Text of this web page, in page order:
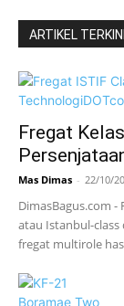
ARTIKEL TERKINI
Fregat
Mas Dimas - 22/10/
DimasBagus.com -
atau Istanbul-
fregat multirole